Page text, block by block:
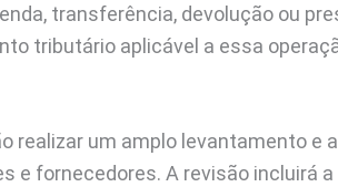
transferência, devolução ou
tributário aplicável a essa
realizar um amplo levantamento e
e fornecedores. A revisão incluirá